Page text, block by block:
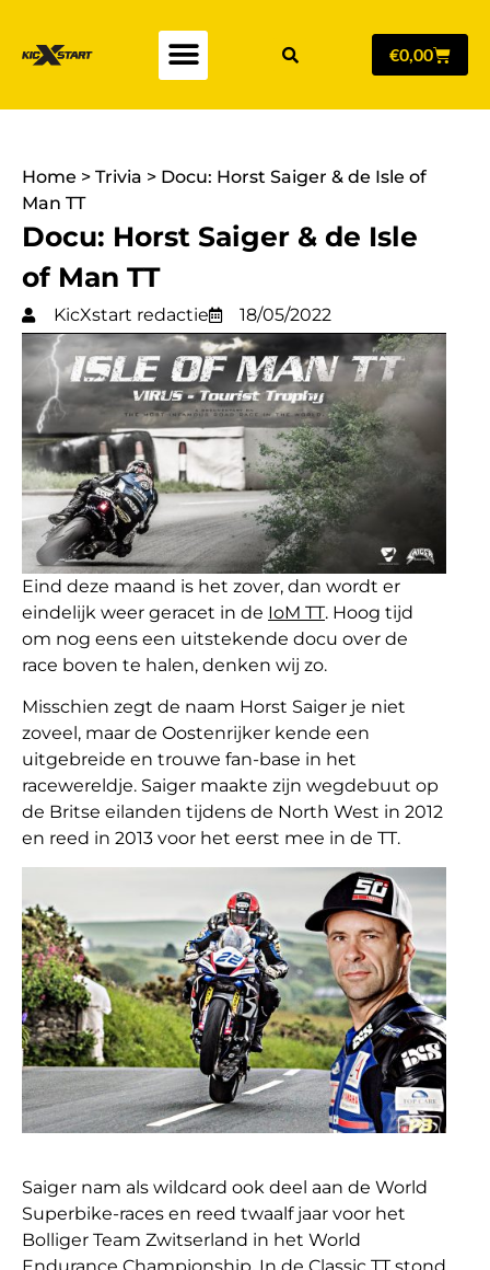
€0,00
Home > Trivia > Docu: Horst Saiger & de Isle of
Man TT
Docu: Horst Saiger & de Isle
of Man TT
KicXstart redactie 18/05/2022
Eind deze maand is het zover, dan wordt er
eindelijk weer geracet in de IoM TT. Hoog tijd
om nog eens een uitstekende docu over de
race boven te halen, denken wij zo.
Misschien zegt de naam Horst Saiger je niet
zoveel, maar de Oostenrijker kende een
uitgebreide en trouwe fan-base in het
racewereldje. Saiger maakte zijn wegdebuut op
de Britse eilanden tijdens de North West in 2012
en reed in 2013 voor het eerst mee in de TT.
Saiger nam als wildcard ook deel aan de World
Superbike-races en reed twaalf jaar voor het
Bolliger Team Zwitserland in het World